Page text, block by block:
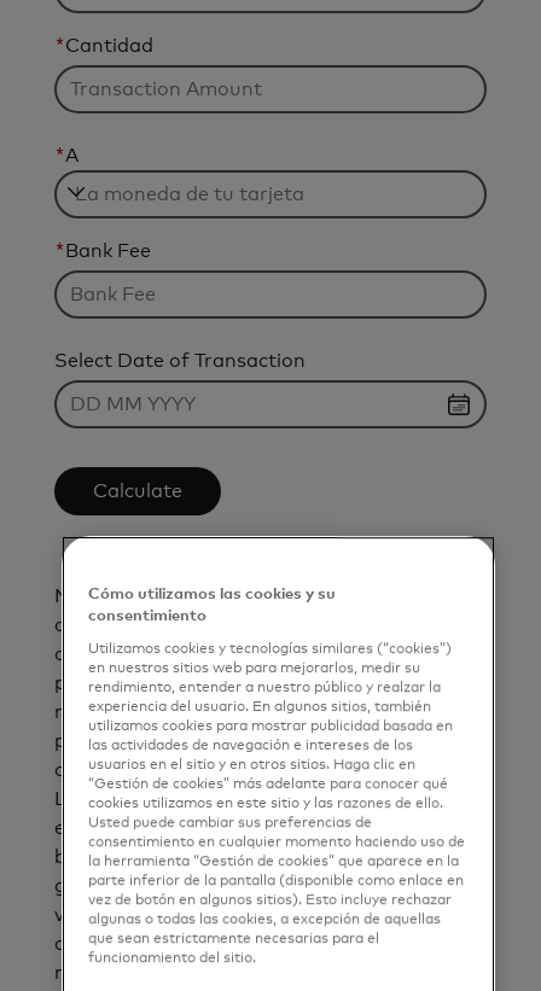
*Cantidad
*A
* Bank Fee
Select Date of Transaction
Calculate
Nota: El tipo de cambio y el importe
convertido son solo indicativos e incluyen la
comisión bancaria que ingresaste. Tu banco
puede o no usar las tasas de conversión de
moneda de Mastercard para facturarte y
puede imponer tarifas adicionales en relación
con las transacciones en moneda extranjera.
Las tasas de conversión de divisas son
específicas para la fecha y hora en que tu
banco autoriza la transacción (que
generalmente ocurre en el punto de
venta/interacción). Si Mastercard no puede
aplicar la tasa de conversión de moneda en el
momento de la autorización, Mastercard
Cómo utilizamos las cookies y su
consentimiento
Utilizamos cookies y tecnologías similares (“cookies”)
en nuestros sitios web para mejorarlos, medir su
rendimiento, entender a nuestro público y realzar la
experiencia del usuario. En algunos sitios, también
utilizamos cookies para mostrar publicidad basada en
las actividades de navegación e intereses de los
usuarios en el sitio y en otros sitios. Haga clic en
“Gestión de cookies” más adelante para conocer qué
cookies utilizamos en este sitio y las razones de ello.
Usted puede cambiar sus preferencias de
consentimiento en cualquier momento haciendo uso de
la herramienta “Gestión de cookies” que aparece en la
parte inferior de la pantalla (disponible como enlace en
vez de botón en algunos sitios). Esto incluye rechazar
algunas o todas las cookies, a excepción de aquellas
que sean estrictamente necesarias para el
funcionamiento del sitio.